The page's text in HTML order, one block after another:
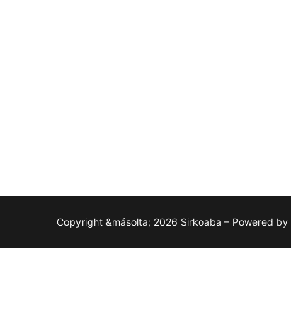
Copyright &másolta; 2026 Sirkoaba – Powered by